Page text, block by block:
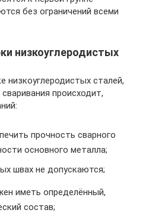
без ограничений всеми
низкоуглеродистых
низкоуглеродистых сталей,
происходит,
прочность сварного
основного металла;
швах не допускаются;
иметь определённый,
состав;